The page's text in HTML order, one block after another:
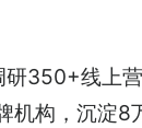
350+线上
机构，沉淀8